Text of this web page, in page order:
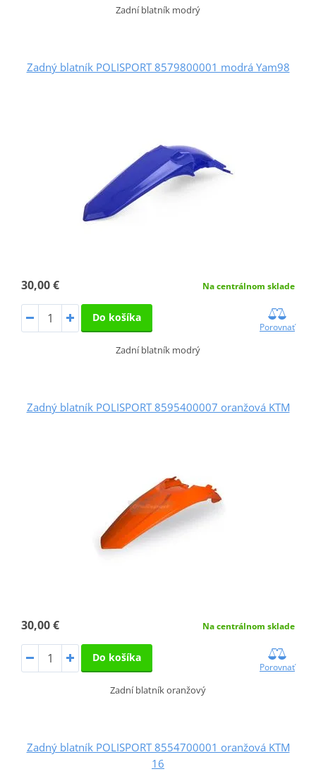
Zadní blatník modrý
Zadný blatník POLISPORT 8579800001 modrá Yam98
30,00 € Na centrálnom sklade
Do košíka
Porovnať
Zadní blatník modrý
Zadný blatník POLISPORT 8595400007 oranžová KTM
30,00 € Na centrálnom sklade
Do košíka
Porovnať
Zadní blatník oranžový
Zadný blatník POLISPORT 8554700001 oranžová KTM
16